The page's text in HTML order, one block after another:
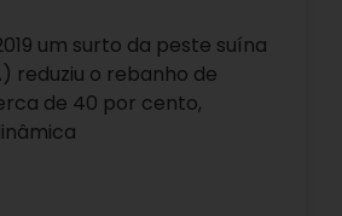
um surto da peste suína
reduziu o rebanho de
de 40 por cento,